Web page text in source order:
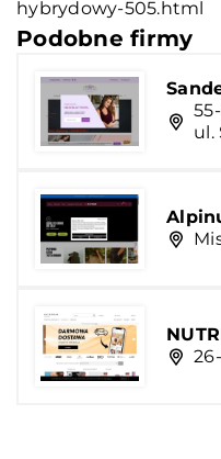
hybrydowy-505.html
Podobne firmy
ul.